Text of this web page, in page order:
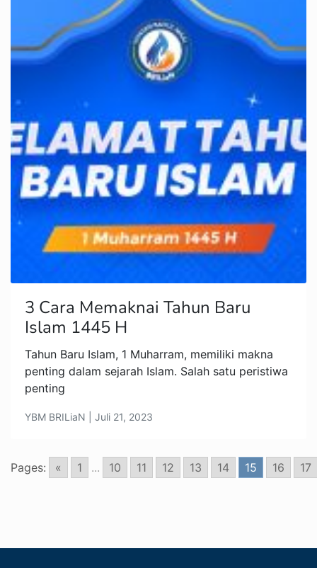
3 Cara Memaknai Tahun Baru
Islam 1445 H
Tahun Baru Islam, 1 Muharram, memiliki makna
penting dalam sejarah Islam. Salah satu peristiwa
penting
YBM BRILiaN | Juli 21, 2023
Pages: « 1 ... 10 11 12 13 14 15 16 17